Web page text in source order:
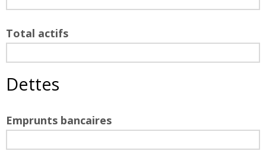
Total actifs
Dettes
Emprunts bancaires